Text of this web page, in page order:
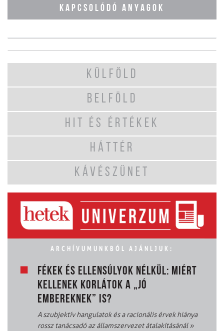
KAPCSOLÓDÓ ANYAGOK
KÜLFÖLD
BELFÖLD
HIT ÉS ÉRTÉKEK
HÁTTÉR
KÁVÉSZÜNET
ARCHÍVUMUNKBÓL AJÁNLJUK:
FÉKEK ÉS ELLENSÚLYOK NÉLKÜL: MIÉRT
KELLENEK KORLÁTOK A „JÓ
EMBEREKNEK” IS?
A szubjektív hangulatok és a racionális érvek hiánya
rossz tanácsadó az államszervezet átalakításánál»